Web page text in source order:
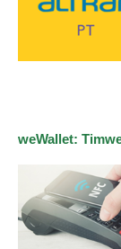
weWallet: